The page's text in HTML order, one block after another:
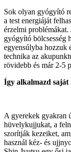
Sok olyan gyógyító
a test energiáját
érzelmi
gyógyító bölcsesség
egyensúlyba hozzuk
technika az
rövidebb és már 2-5
Így alkalmazd saját
A gyerekek gyakran
hüvelykujjukat, a
szorítják kezeiket,
használ kéz- és